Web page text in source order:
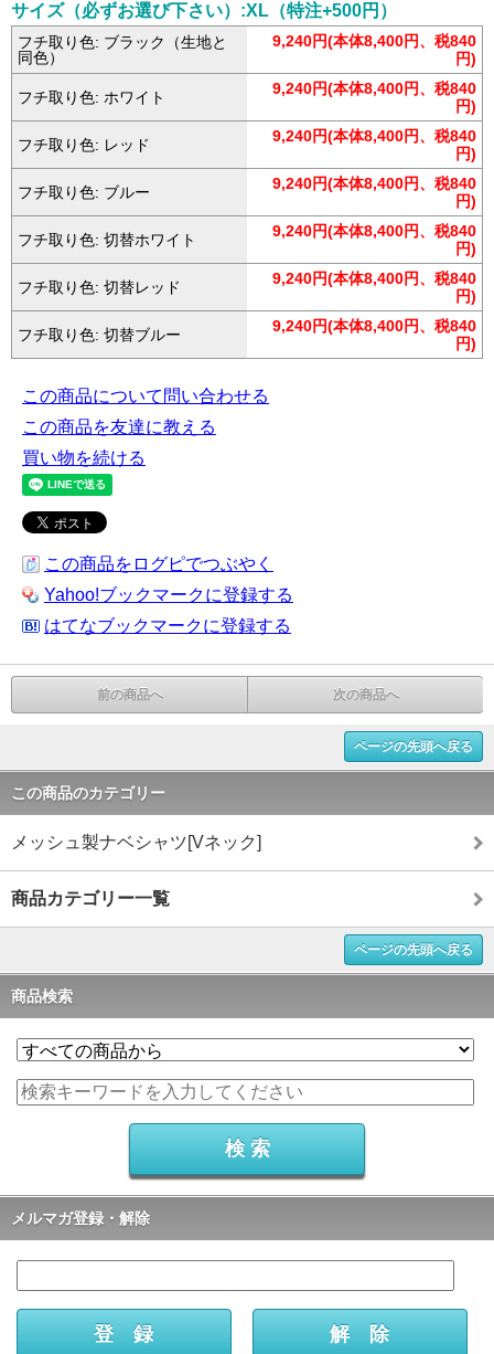
サイズ（必ずお選び下さい）:XL（特注+500円）
フチ取り色: ブラック（生地と
同色）
9,240円(本体8,400円、税840
円)
フチ取り色: ホワイト
9,240円(本体8,400円、税840
円)
フチ取り色: レッド
9,240円(本体8,400円、税840
円)
フチ取り色: ブルー
9,240円(本体8,400円、税840
円)
フチ取り色: 切替ホワイト
9,240円(本体8,400円、税840
円)
フチ取り色: 切替レッド
9,240円(本体8,400円、税840
円)
フチ取り色: 切替ブルー
9,240円(本体8,400円、税840
円)
この商品について問い合わせる
この商品を友達に教える
買い物を続ける
この商品をログピでつぶやく
Yahoo!ブックマークに登録する
はてなブックマークに登録する
前の商品へ 次の商品へ
ページの先頭へ戻る
この商品のカテゴリー
メッシュ製ナベシャツ[Vネック]
商品カテゴリー一覧
ページの先頭へ戻る
商品検索
メルマガ登録・解除